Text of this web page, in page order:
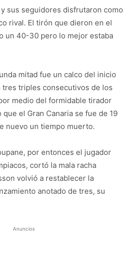
y sus seguidores disfrutaron como
rival. El tirón que dieron en el
un 40-30 pero lo mejor estaba
mitad fue un calco del inicio
triples consecutivos de los
medio del formidable tirador
el Gran Canaria se fue de 19
nuevo un tiempo muerto.
por entonces el jugador
cortó la mala racha
volvió a restablecer la
anotado de tres, su
Anuncios